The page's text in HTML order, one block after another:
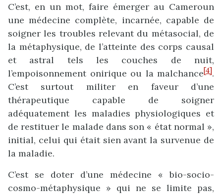
C’est, en un mot, faire émerger au Cameroun
une médecine complète, incarnée, capable de
soigner les troubles relevant du métasocial, de
la métaphysique, de l’atteinte des corps causal
et astral tels les couches de nuit,
l’empoisonnement onirique ou la malchance[4].
C’est surtout militer en faveur d’une
thérapeutique capable de soigner
adéquatement les maladies physiologiques et
de restituer le malade dans son « état normal »,
initial, celui qui était sien avant la survenue de
la maladie.
C’est se doter d’une médecine « bio-socio-
cosmo-métaphysique » qui ne se limite pas,